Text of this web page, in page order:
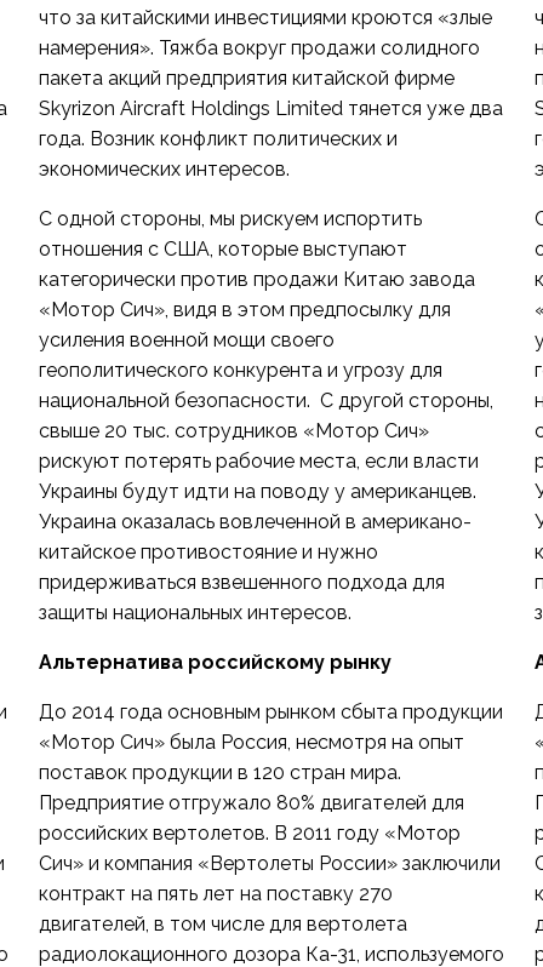
что за китайскими инвестициями кроются «злые
намерения». Тяжба вокруг продажи солидного
пакета акций предприятия китайской фирме
Skyrizon Aircraft Holdings Limited тянется уже два
года. Возник конфликт политических и
экономических интересов.
С одной стороны, мы рискуем испортить
отношения с США, которые выступают
категорически против продажи Китаю завода
«Мотор Сич», видя в этом предпосылку для
усиления военной мощи своего
геополитического конкурента и угрозу для
национальной безопасности. С другой стороны,
свыше 20 тыс. сотрудников «Мотор Сич»
рискуют потерять рабочие места, если власти
Украины будут идти на поводу у американцев.
Украина оказалась вовлеченной в американо-
китайское противостояние и нужно
придерживаться взвешенного подхода для
защиты национальных интересов.
Альтернатива российскому рынку
До 2014 года основным рынком сбыта продукции
«Мотор Сич» была Россия, несмотря на опыт
поставок продукции в 120 стран мира.
Предприятие отгружало 80% двигателей для
российских вертолетов. В 2011 году «Мотор
Сич» и компания «Вертолеты России» заключили
контракт на пять лет на поставку 270
двигателей, в том числе для вертолета
радиолокационного дозора Ка-31, используемого